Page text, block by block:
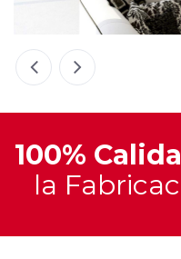
100%
la